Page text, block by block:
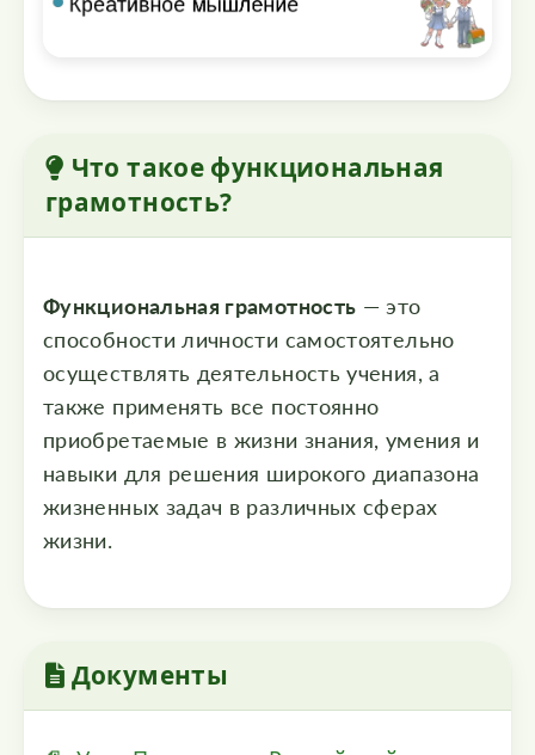
Что такое функциональная
грамотность?
Функциональная грамотность — это
способности личности самостоятельно
осуществлять деятельность учения, а
также применять все постоянно
приобретаемые в жизни знания, умения и
навыки для решения широкого диапазона
жизненных задач в различных сферах
жизни.
Документы